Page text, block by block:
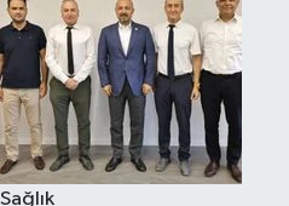
Sağlık